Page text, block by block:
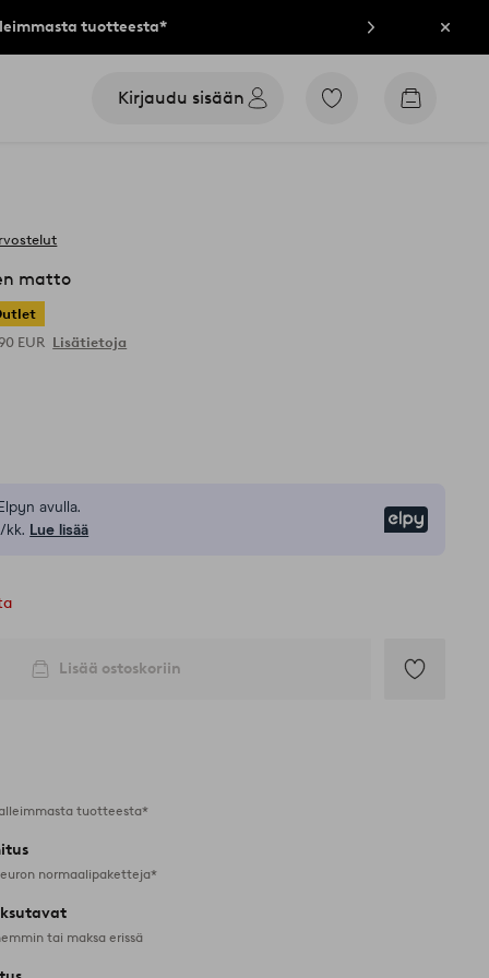
tuotteesta* Sulje
Kirjaudu sisään
Siirry
Siirry
matto
EUR Lisätietoja
avulla.
kk. Lue lisää
Lisää ostoskoriin
tuotteesta*
normaalipaketteja*
tai maksa erissä